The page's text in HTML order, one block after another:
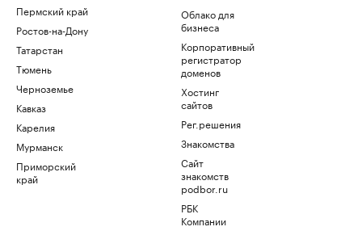
Пермский край
Ростов-на-Дону
Татарстан
Тюмень
Черноземье
Кавказ
Карелия
Мурманск
Приморский
край
Облако для
бизнеса
Корпоративный
регистратор
доменов
Хостинг
сайтов
Рег.решения
Знакомства
Сайт
знакомств
podbor.ru
РБК
Компании